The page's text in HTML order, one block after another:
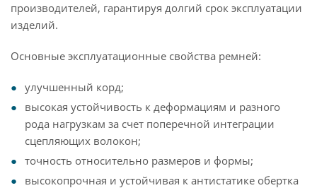
производителей, гарантируя долгий срок эксплуатации
изделий.
Основные эксплуатационные свойства ремней:
улучшенный корд;
высокая устойчивость к деформациям и разного
рода нагрузкам за счет поперечной интеграции
сцепляющих волокон;
точность относительно размеров и формы;
высокопрочная и устойчивая к антистатике обертка